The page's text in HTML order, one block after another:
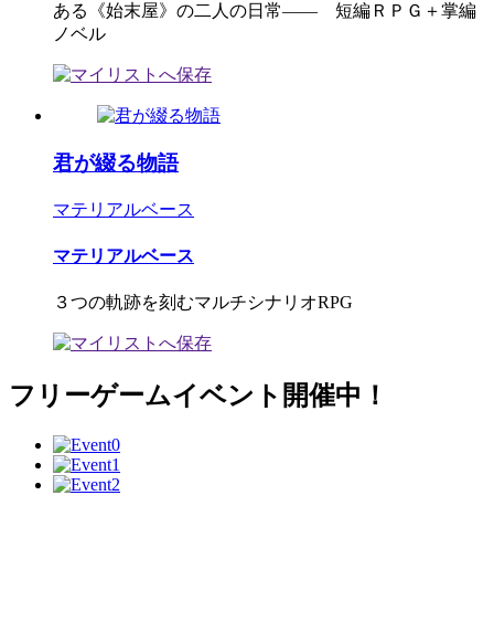
ある《始末屋》の二人の日常―― 短編ＲＰＧ＋掌編
ノベル
君が綴る物語
マテリアルベース
マテリアルベース
３つの軌跡を刻むマルチシナリオRPG
フリーゲームイベント開催中！